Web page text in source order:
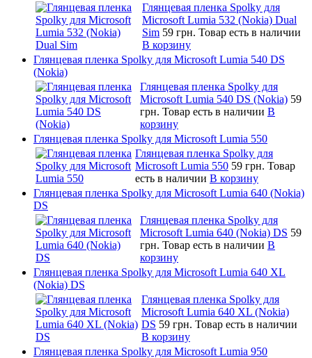
Глянцевая пленка Spolky для
Microsoft Lumia 532 (Nokia) Dual
Sim 59 грн. Товар есть в наличии
В корзину
Глянцевая пленка Spolky для Microsoft Lumia 540 DS
(Nokia)
Глянцевая пленка Spolky для
Microsoft Lumia 540 DS (Nokia) 59
грн. Товар есть в наличии В
корзину
Глянцевая пленка Spolky для Microsoft Lumia 550
Глянцевая пленка Spolky для
Microsoft Lumia 550 59 грн. Товар
есть в наличии В корзину
Глянцевая пленка Spolky для Microsoft Lumia 640 (Nokia)
DS
Глянцевая пленка Spolky для
Microsoft Lumia 640 (Nokia) DS 59
грн. Товар есть в наличии В
корзину
Глянцевая пленка Spolky для Microsoft Lumia 640 XL
(Nokia) DS
Глянцевая пленка Spolky для
Microsoft Lumia 640 XL (Nokia)
DS 59 грн. Товар есть в наличии
В корзину
Глянцевая пленка Spolky для Microsoft Lumia 950